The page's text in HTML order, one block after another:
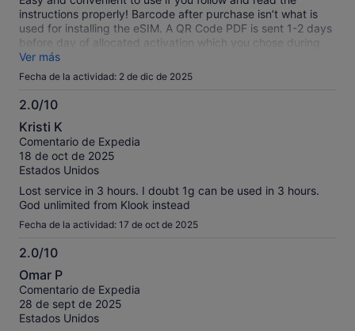
instructions properly! Barcode after purchase isn’t what is
used for installing the eSIM. A QR Code PDF is sent 1-2 days
before day of allocated activation which you chose during
purchase. Install the eSIM via the QR Code before you leave
for Japan, then activate once you’re in Japan - which starts
Ver más
Fecha de la actividad: 2 de dic de 2025
2.0/10
2.0
sobre
10
Kristi K
Comentario de Expedia
18 de oct de 2025
Estados Unidos
Lost service in 3 hours. I doubt 1g can be used in 3 hours.
God unlimited from Klook instead
Fecha de la actividad: 17 de oct de 2025
2.0/10
2.0
sobre
10
Omar P
Comentario de Expedia
28 de sept de 2025
Estados Unidos